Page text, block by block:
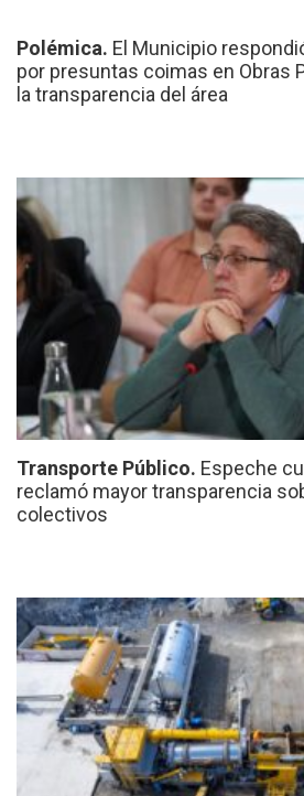
Polémica. El Municipio
por presuntas coimas en Obras
la transparencia del área
Transporte Público. Espeche
reclamó mayor transparencia
colectivos